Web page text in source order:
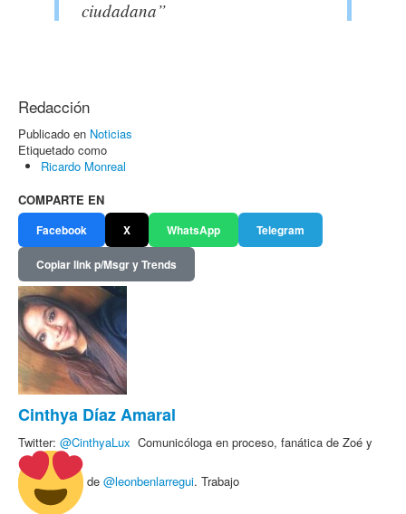
ciudadana”
Redacción
Publicado en Noticias
Etiquetado como
Ricardo Monreal
COMPARTE EN
Facebook X WhatsApp Telegram
Copiar link p/Msgr y Trends
Cinthya Díaz Amaral
Twitter: @CinthyaLux Comunicóloga en proceso, fanática de Zoé y
de @leonbenlarregui. Trabajo